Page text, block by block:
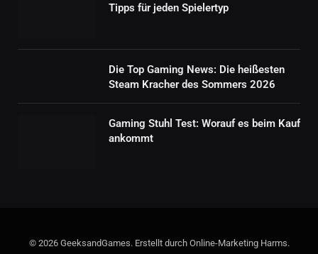
Tipps für jeden Spielertyp
Die Top Gaming News: Die heißesten
Steam Kracher des Sommers 2026
Gaming Stuhl Test: Worauf es beim Kauf
ankommt
© 2026 GeeksandGames. Erstellt durch Online-Marketing Harms.